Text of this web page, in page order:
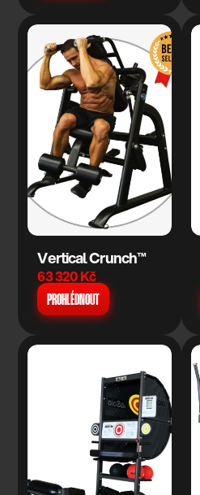
Vertical Crunch™
63 320 Kč
PROHLÉDNOUT